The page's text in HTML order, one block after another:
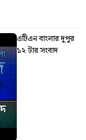
এটিএন বাংলার দুপুর
১২ টার সংবাদ